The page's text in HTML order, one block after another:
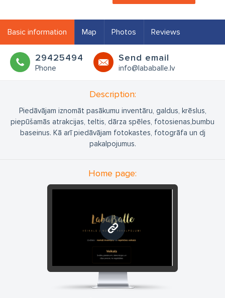
Basic information Map Photos Reviews
29425494
Phone
Send email
info@lababalle.lv
Description:
Piedāvājam iznomāt pasākumu inventāru, galdus, krēslus,
piepūšamās atrakcijas, teltis, dārza spēles, fotosienas,bumbu
baseinus. Kā arī piedāvājam fotokastes, fotogrāfa un dj
pakalpojumus.
Home page:
lababalle.lv